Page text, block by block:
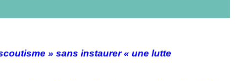
» sans instaurer « une lutte